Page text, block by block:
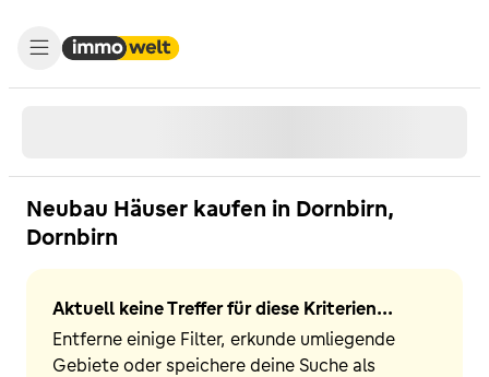
Neubau Häuser kaufen in Dornbirn,
Dornbirn
Aktuell keine Treffer für diese Kriterien...
Entferne einige Filter, erkunde umliegende
Gebiete oder speichere deine Suche als